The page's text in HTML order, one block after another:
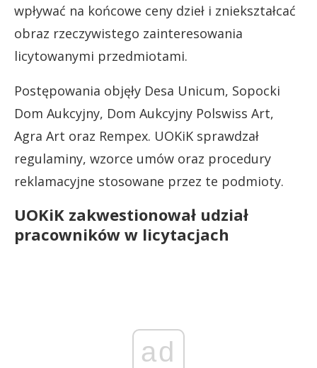
wpływać na końcowe ceny dzieł i zniekształcać
obraz rzeczywistego zainteresowania
licytowanymi przedmiotami.
Postępowania objęły Desa Unicum, Sopocki
Dom Aukcyjny, Dom Aukcyjny Polswiss Art,
Agra Art oraz Rempex. UOKiK sprawdzał
regulaminy, wzorce umów oraz procedury
reklamacyjne stosowane przez te podmioty.
UOKiK zakwestionował udział
pracowników w licytacjach
ad